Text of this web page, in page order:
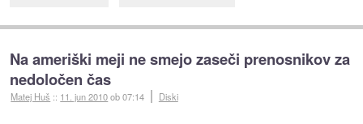
Na ameriški meji ne smejo zaseči prenosnikov za
nedoločen čas
Matej Huš :: 11. jun 2010ob 07:14 Diski